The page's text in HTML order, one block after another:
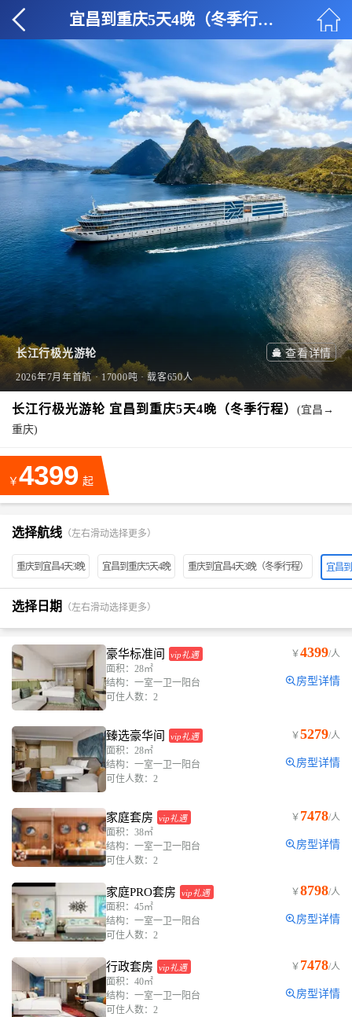
宜昌到重庆5天4晚（冬季行程）
长江行极光游轮  查看详情
2026年7月年首航 · 17000吨 · 载客650人
长江行极光游轮 宜昌到重庆5天4晚（冬季行程） (宜昌→
重庆)
￥ 4399 起
选择航线 （左右滑动选择更多）
重庆到宜昌4天3晚 宜昌到重庆5天4晚 重庆到宜昌4天3晚（冬季行程） 宜昌
选择日期 （左右滑动选择更多）
豪华标准间 vip礼遇
面积：28㎡
结构：一室一卫一阳台
可住人数：2
￥4399/人
房型详情
臻选豪华间 vip礼遇
面积：28㎡
结构：一室一卫一阳台
可住人数：2
￥5279/人
房型详情
家庭套房 vip礼遇
面积：38㎡
结构：一室一卫一阳台
可住人数：2
￥ 7478/人
房型详情
家庭PRO套房 vip礼遇
面积：45㎡
结构：一室一卫一阳台
可住人数：2
￥8798/人
房型详情
行政套房 vip礼遇
面积：40㎡
结构：一室一卫一阳台
可住人数：2
￥ 7478/人
房型详情